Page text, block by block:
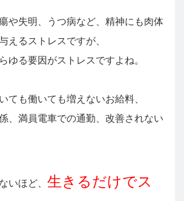
や失明、うつ病など、精神にも肉体
えるストレスですが、
ゆる要因がストレスですよね。
ても働いても増えないお給料、
、満員電車での通勤、改善されない
いほど、 生きるだけでス